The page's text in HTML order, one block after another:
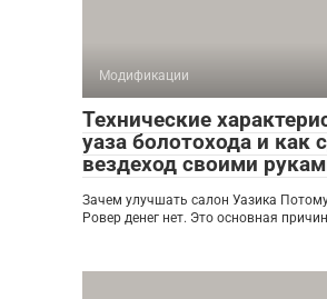
Модификации
Технические
уаза болотохода и как
вездеход своими
Зачем улучшать салон Уазика
Ровер денег нет. Это основная